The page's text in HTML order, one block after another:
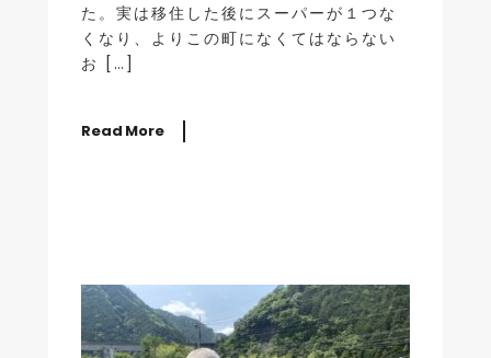
た。実は移住した後にスーパーが１つな
くなり、よりこの町になくてはならない
お […]
Read More